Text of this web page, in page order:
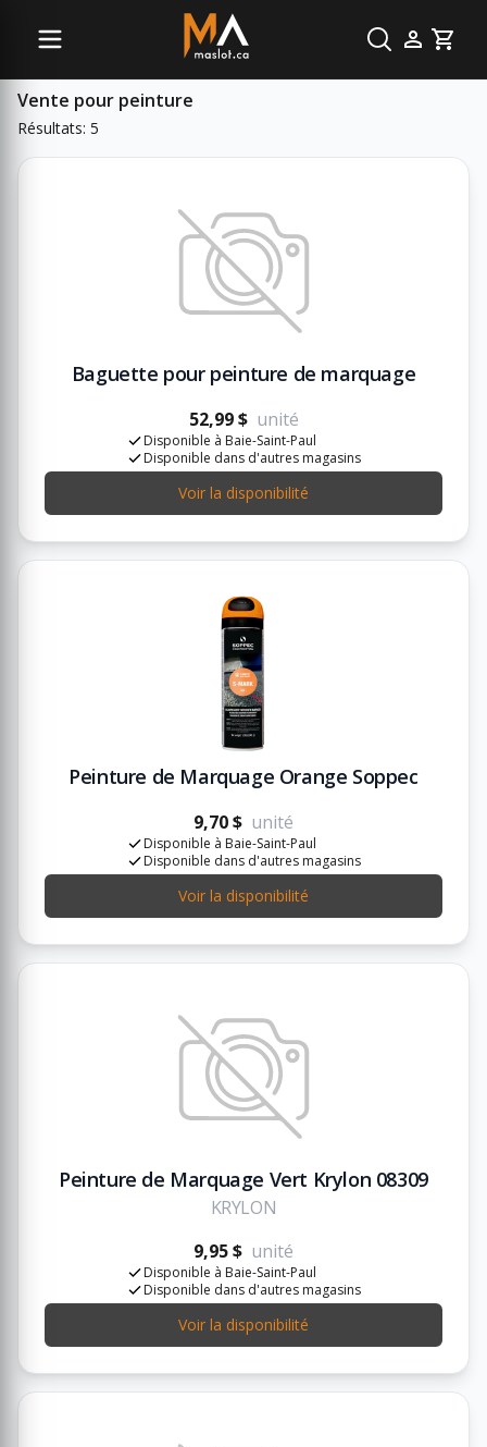
Cart
Sous-catégories
Vente pour peinture
Résultats: 5
Baguette pour peinture de marquage
52,99 $ unité
Disponible à Baie-Saint-Paul
Disponible dans d'autres magasins
Voir la disponibilité
Peinture de Marquage Orange Soppec
9,70 $ unité
Disponible à Baie-Saint-Paul
Disponible dans d'autres magasins
Voir la disponibilité
Peinture de Marquage Vert Krylon 08309
KRYLON
9,95 $ unité
Disponible à Baie-Saint-Paul
Disponible dans d'autres magasins
Voir la disponibilité